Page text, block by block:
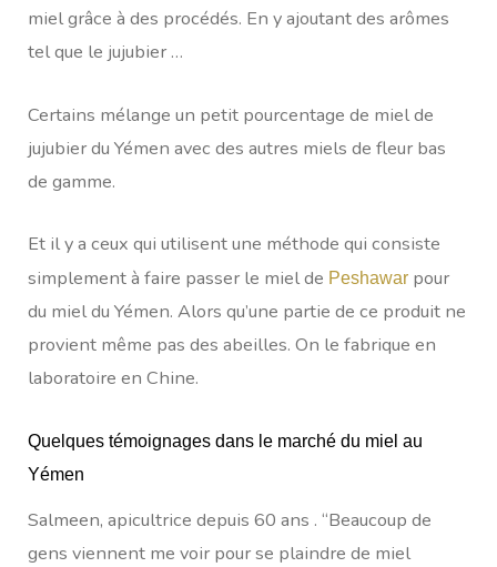
miel grâce à des procédés. En y ajoutant des arômes
tel que le jujubier …
Certains mélange un petit pourcentage de miel de
jujubier du Yémen avec des autres miels de fleur bas
de gamme.
Et il y a ceux qui utilisent une méthode qui consiste
simplement à faire passer le miel de Peshawar pour
du miel du Yémen. Alors qu’une partie de ce produit ne
provient même pas des abeilles. On le fabrique en
laboratoire en Chine.
Quelques témoignages dans le marché du miel au
Yémen
Salmeen, apicultrice depuis 60 ans . “Beaucoup de
gens viennent me voir pour se plaindre de miel